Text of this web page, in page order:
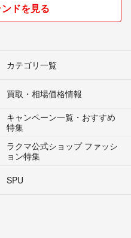
ドを見る
カテゴリ一覧
買取・相場価格情報
キャンペーン一覧・おすすめ
特集
ラクマ公式ショップ ファッシ
ョン特集
SPU